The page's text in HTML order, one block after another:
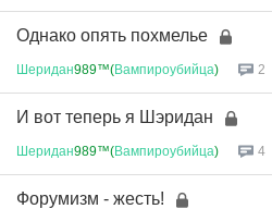
Однако опять похмелье
Шеридан989™(Вампироубийца) 2
И вот теперь я Шэридан
Шеридан989™(Вампироубийца) 4
Форумизм - жесть!